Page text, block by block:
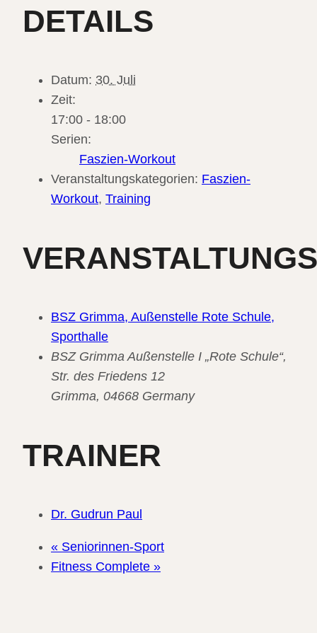
DETAILS
Datum: 30. Juli
Zeit:
17:00 - 18:00
Serien:
Faszien-Workout
Veranstaltungskategorien: Faszien-
Workout, Training
BSZ Grimma, Außenstelle Rote Schule,
Sporthalle
BSZ Grimma Außenstelle I „Rote Schule“,
Str. des Friedens 12
Grimma, 04668 Germany
TRAINER
Dr. Gudrun Paul
« Seniorinnen-Sport
Fitness Complete »